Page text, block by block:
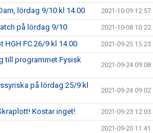
lördag 9/10 kl 14.00 2021-10-09 12:57
på lördag 9/10 2021-10-08 10:22
HGH FC 26/9 kl 14.00 2021-09-25 15:23
till programmet Fysisk
2021-09-24 09:08
på lördag 25/9 kl
2021-09-24 09:02
Kostar inget! 2021-09-23 12:03
2021-09-20 11:41